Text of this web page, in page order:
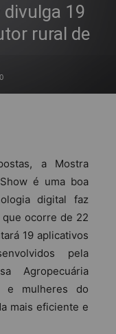
19
rural de
0
a Mostra
é uma boa
digital faz
ocorre de 22
19 aplicativos
pela
Agropecuária
e mulheres do
mais eficiente e